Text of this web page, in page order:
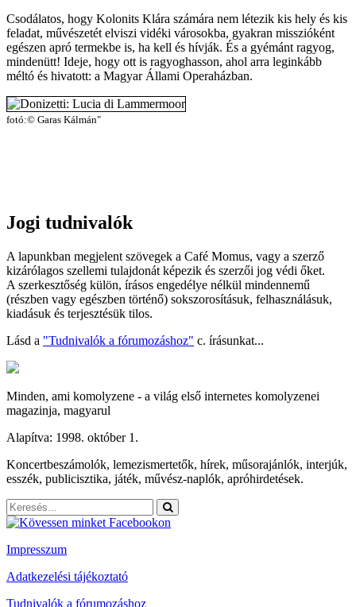
Csodálatos, hogy Kolonits Klára számára nem létezik kis hely és kis
feladat, művészetét elviszi vidéki városokba, gyakran misszióként
egészen apró termekbe is, ha kell és hívják. És a gyémánt ragyog,
mindenütt! Ideje, hogy ott is ragyoghasson, ahol arra leginkább
méltó és hivatott: a Magyar Állami Operaházban.
fotó:© Garas Kálmán"
Jogi tudnivalók
A lapunkban megjelent szövegek a Café Momus, vagy a szerző
kizárólagos szellemi tulajdonát képezik és szerzői jog védi őket.
A szerkesztőség külön, írásos engedélye nélkül mindennemű
(részben vagy egészben történő) sokszorosításuk, felhasználásuk,
kiadásuk és terjesztésük tilos.
Lásd a "Tudnivalók a fórumozáshoz" c. írásunkat...
Minden, ami komolyzene - a világ első internetes komolyzenei
magazinja, magyarul
Alapítva: 1998. október 1.
Koncertbeszámolók, lemezismertetők, hírek, műsorajánlók, interjúk,
esszék, publicisztika, játék, művész-naplók, apróhirdetések.
Impresszum
Adatkezelési tájékoztató
Tudnivalók a fórumozáshoz